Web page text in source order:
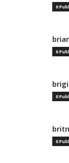
0
0
0
0